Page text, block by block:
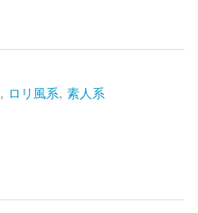
, ロリ風系, 素人系